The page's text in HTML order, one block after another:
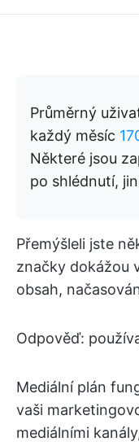
Průměrný
každý měsíc
Některé jsou
po shlédnutí,
Přemýšleli jste
značky dokážou
obsah,
Odpověď:
Mediální plán
vaši
mediálními